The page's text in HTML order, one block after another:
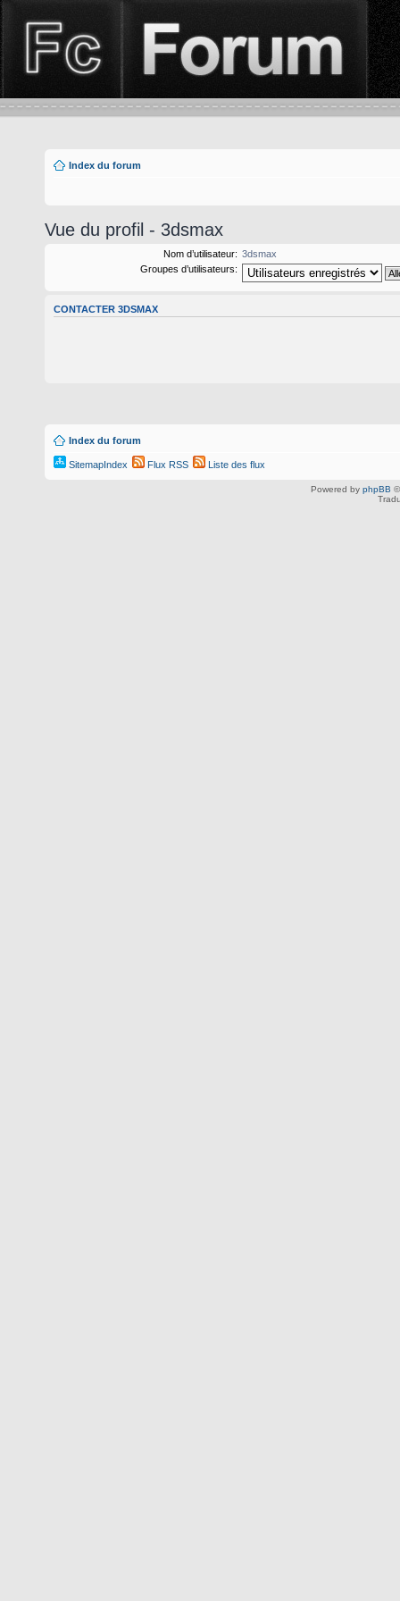
Index du forum
Vue du profil - 3dsmax
Nom d’utilisateur: 3dsmax
Groupes d’utilisateurs:
CONTACTER 3DSMAX
Index du forum
SitemapIndex Flux RSS Liste des flux
Powered by phpBB